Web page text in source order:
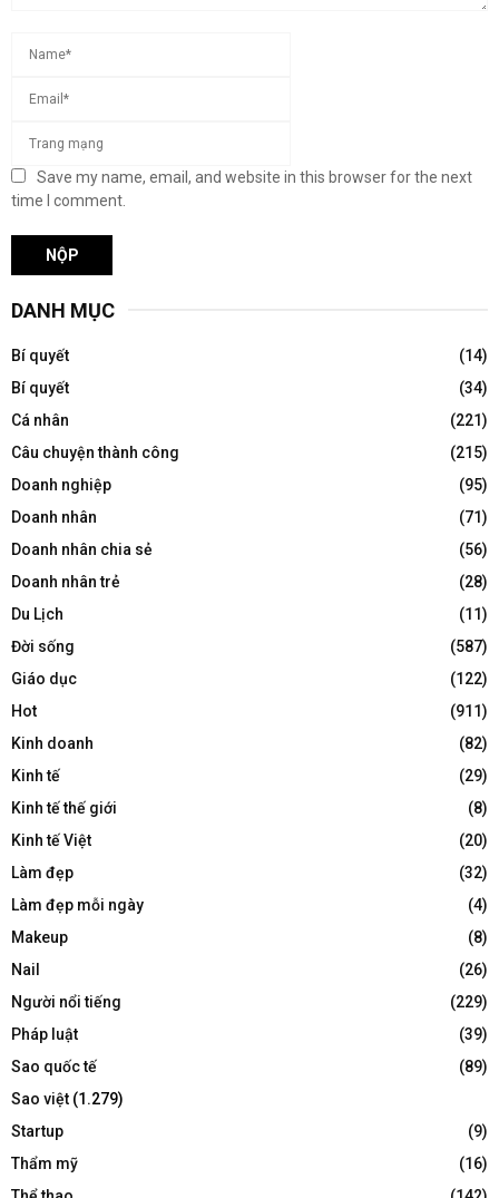
Save my name, email, and website in this browser for the next
time I comment.
DANH MỤC
Bí quyết
(14)
Bí quyết
(34)
Cá nhân
(221)
Câu chuyện thành công
(215)
Doanh nghiệp
(95)
Doanh nhân
(71)
Doanh nhân chia sẻ
(56)
Doanh nhân trẻ
(28)
Du Lịch
(11)
Đời sống
(587)
Giáo dục
(122)
Hot
(911)
Kinh doanh
(82)
Kinh tế
(29)
Kinh tế thế giới
(8)
Kinh tế Việt
(20)
Làm đẹp
(32)
Làm đẹp mỗi ngày
(4)
Makeup
(8)
Nail
(26)
Người nổi tiếng
(229)
Pháp luật
(39)
Sao quốc tế
(89)
Sao việt (1.279)
Startup
(9)
Thẩm mỹ
(16)